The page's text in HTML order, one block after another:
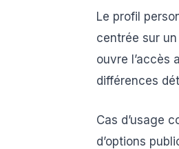
Le profil
centrée sur
ouvre l’accès
différences
Cas d’usage
d’options